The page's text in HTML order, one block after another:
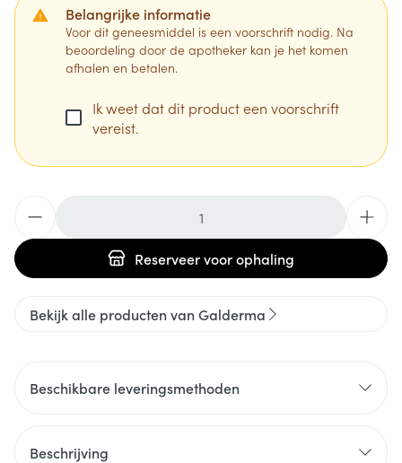
Belangrijke informatie
Voor dit geneesmiddel is een voorschrift nodig. Na
beoordeling door de apotheker kan je het komen
afhalen en betalen.
Ik weet dat dit product een voorschrift
vereist.
Reserveervoor ophaling
Bekijk alle producten van Galderma
Beschikbare leveringsmethoden
Beschrijving